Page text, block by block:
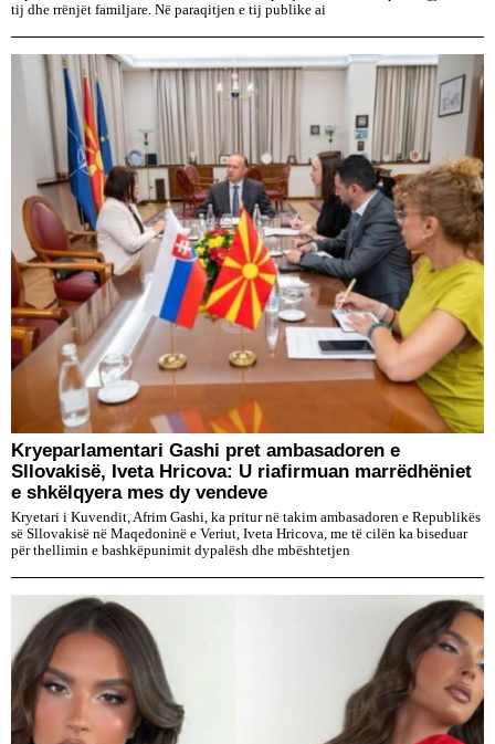
tij dhe rrënjët familjare. Në paraqitjen e tij publike ai
Kryeparlamentari Gashi pret ambasadoren e
Sllovakisë, Iveta Hricova: U riafirmuan marrëdhëniet
e shkëlqyera mes dy vendeve
Kryetari i Kuvendit, Afrim Gashi, ka pritur në takim ambasadoren e Republikës
së Sllovakisë në Maqedoninë e Veriut, Iveta Hricova, me të cilën ka biseduar
për thellimin e bashkëpunimit dypalësh dhe mbështetjen